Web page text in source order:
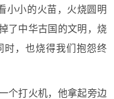
小小的火苗，火烧圆明
了中华古国的文明，烧
时，也烧得我们抱怨终
个打火机，他拿起旁边